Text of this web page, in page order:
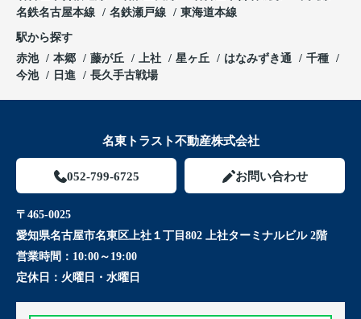
名鉄名古屋本線
名鉄瀬戸線 東海道本線
駅から探す
赤池
本郷 藤が丘 上社 星ヶ丘 はなみずき通
千種
今池
日進 長久手古戦場
名東トラスト不動産株式会社
052-799-6725 お問い合わせ
〒465-0025
愛知県名古屋市名東区上社１丁目802 上社ターミナルビル 2階
営業時間： 10:00～19:00
定休日： 火曜日・水曜日